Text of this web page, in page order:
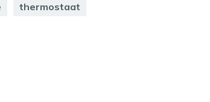
thermostaat